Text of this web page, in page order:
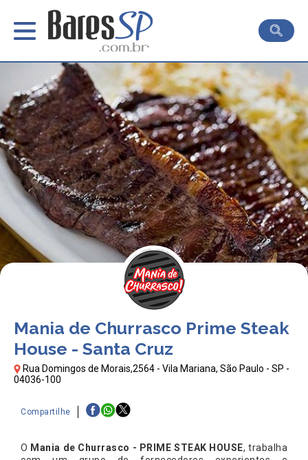
Mania de Churrasco Prime Steak
House - Santa Cruz
Rua Domingos de Morais,2564 - Vila Mariana, São Paulo - SP -
04036-100
Compartilhe
O Mania de Churrasco - PRIME STEAK HOUSE, trabalha